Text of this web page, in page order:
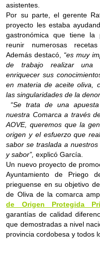
asistentes.
Por su parte, el gerente
proyecto les estaba
gastronómica que tiene la
reunir numerosas
Además destacó,
“es muy
de trabajo realizar una
enriquecer sus
en materia de aceite oliva,
las singularidades de la
“Se trata de una
nuestra Comarca a través
AOVE, queremos que la
origen y el esfuerzo que
sabor se traslada a
y sabor”,explicó García.
Un nuevo proyecto de
Ayuntamiento de Priego
prieguense en su objetivo
de Oliva de la comarca
de Origen Protegida
garantías de calidad
que demostradas a nivel
provincia cordobesa y todos